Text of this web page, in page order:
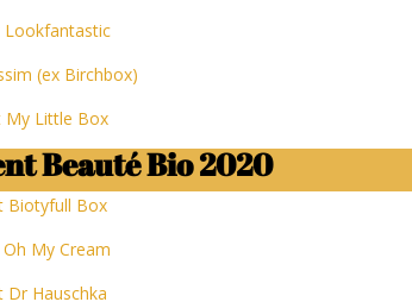
Lookfantastic
(ex Birchbox)
My Little Box
Beauté Bio 2020
Biotyfull Box
My Cream
Dr Hauschka